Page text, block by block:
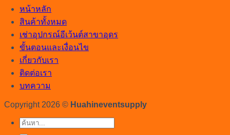
หน้าหลัก
สินค้าทั้งหมด
เช่าอุปกรณ์อีเว้นต์สาขาอุดร
ขั้นตอนและเงื่อนไข
เกี่ยวกับเรา
ติดต่อเรา
บทความ
Copyright 2026 © Huahineventsupply
ค้นหา: